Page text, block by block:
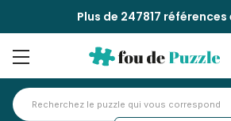
Plus de 247817